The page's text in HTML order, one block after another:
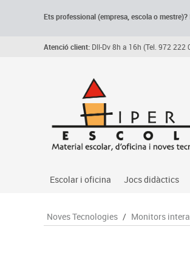
Ets professional (empresa, escolao mestre)?
Atenció client: Dll-Dv 8h a 16h (Tel. 972 222
Escolar i oficina
Arxiu, carpetes i classificadors
Jocs didàctics
Primeres edats
Noves Tecnologies / Monitors